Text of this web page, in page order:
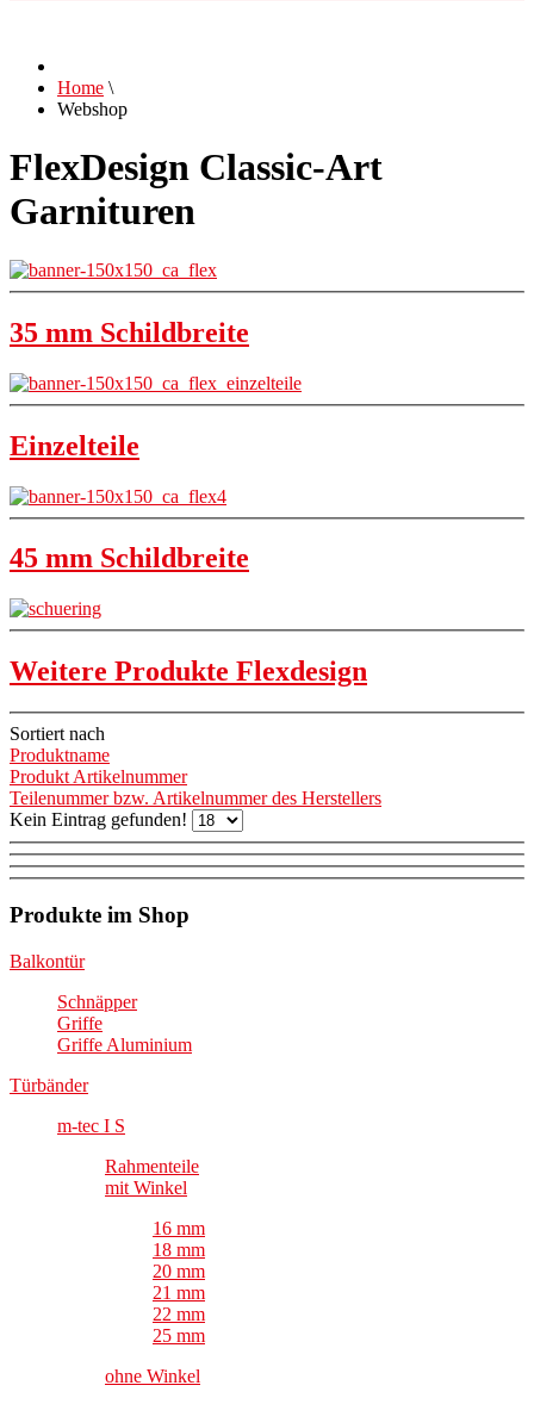
Home \
Webshop
FlexDesign Classic-Art
Garnituren
35 mm Schildbreite
Einzelteile
45 mm Schildbreite
Weitere Produkte Flexdesign
Sortiert nach
Produktname
Produkt Artikelnummer
Teilenummer bzw. Artikelnummer des Herstellers
Kein Eintrag gefunden!
Produkte im Shop
Balkontür
Schnäpper
Griffe
Griffe Aluminium
Türbänder
m-tec I S
Rahmenteile
mit Winkel
16 mm
18 mm
20 mm
21 mm
22 mm
25 mm
ohne Winkel